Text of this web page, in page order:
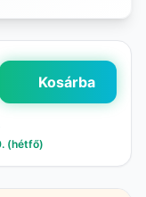
Kosárba
(hétfő)